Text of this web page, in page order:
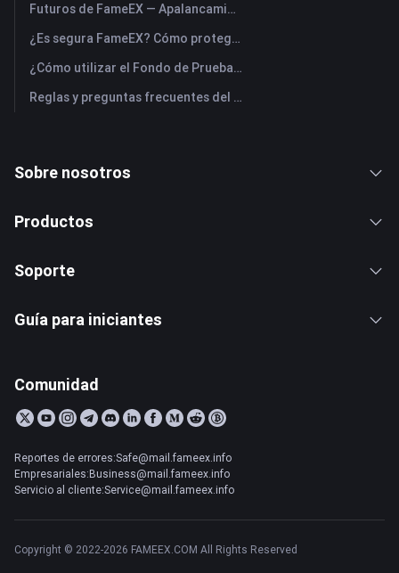
Futuros de FameEX — Apalancamiento máximo, comisiones y perpetuos USDⓈ-M
¿Es segura FameEX? Cómo protege FameEX los fondos de los usuarios
¿Cómo utilizar el Fondo de Prueba Plus de FameEX Futures?
Reglas y preguntas frecuentes del fondo de prueba de futuros de FameEX
Sobre nosotros
Productos
Soporte
Guía para iniciantes
Comunidad
Reportes de errores:Safe@mail.fameex.info
Empresariales:Business@mail.fameex.info
Servicio al cliente:Service@mail.fameex.info
Copyright © 2022-2026 FAMEEX.COM All Rights Reserved